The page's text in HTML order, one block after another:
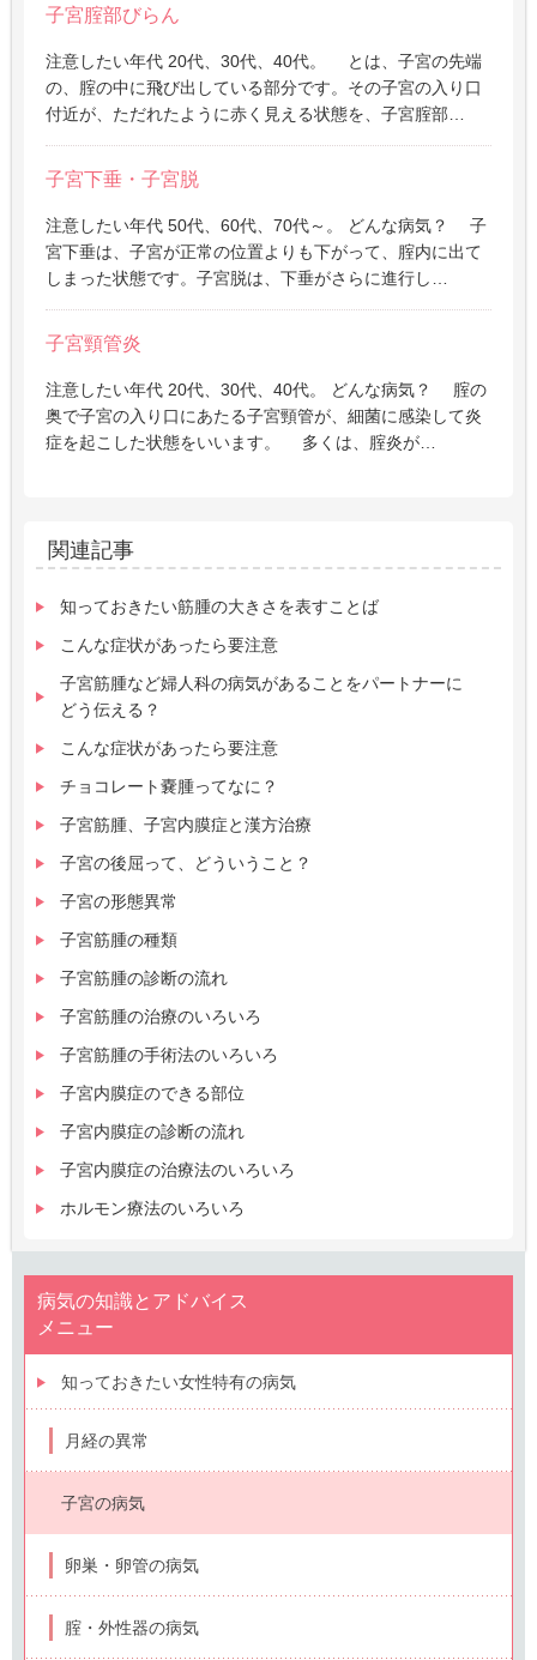
子宮腟部びらん
注意したい年代 20代、30代、40代。 とは、子宮の先端
の、腟の中に飛び出している部分です。その子宮の入り口
付近が、ただれたように赤く見える状態を、子宮腟部…
子宮下垂・子宮脱
注意したい年代 50代、60代、70代～。 どんな病気？ 子
宮下垂は、子宮が正常の位置よりも下がって、腟内に出て
しまった状態です。子宮脱は、下垂がさらに進行し…
子宮頸管炎
注意したい年代 20代、30代、40代。 どんな病気？ 腟の
奥で子宮の入り口にあたる子宮頸管が、細菌に感染して炎
症を起こした状態をいいます。 多くは、腟炎が…
関連記事
知っておきたい筋腫の大きさを表すことば
こんな症状があったら要注意
子宮筋腫など婦人科の病気があることをパートナーに
どう伝える？
こんな症状があったら要注意
チョコレート嚢腫ってなに？
子宮筋腫、子宮内膜症と漢方治療
子宮の後屈って、どういうこと？
子宮の形態異常
子宮筋腫の種類
子宮筋腫の診断の流れ
子宮筋腫の治療のいろいろ
子宮筋腫の手術法のいろいろ
子宮内膜症のできる部位
子宮内膜症の診断の流れ
子宮内膜症の治療法のいろいろ
ホルモン療法のいろいろ
病気の知識とアドバイス
メニュー
知っておきたい女性特有の病気
月経の異常
子宮の病気
卵巣・卵管の病気
腟・外性器の病気